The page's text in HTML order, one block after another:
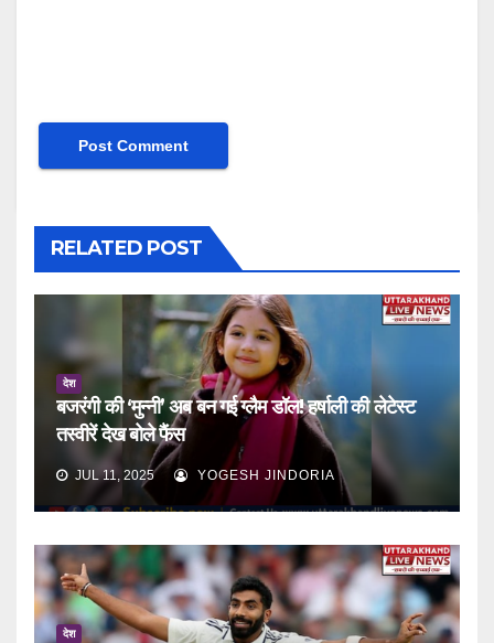
RELATED POST
देश
बजरंगी की ‘मुन्नी’ अब बन गई ग्लैम डॉल! हर्षाली की लेटेस्ट
तस्वीरें देख बोले फैंस
JUL 11, 2025 YOGESH JINDORIA
देश